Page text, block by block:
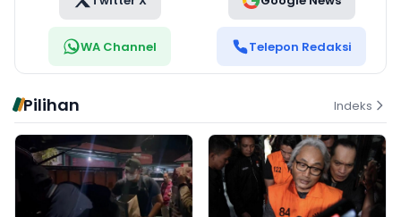
WA Channel Telepon Redaksi
Pilihan Indeks